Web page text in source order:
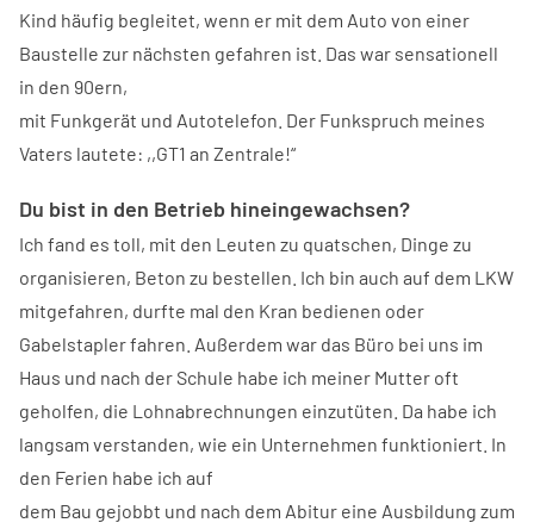
Kind häufig begleitet, wenn er mit dem Auto von einer
Baustelle zur nächsten gefahren ist. Das war sensationell
in den 90ern,
mit Funkgerät und Autotelefon. Der Funkspruch meines
Vaters lautete: ,,GT1 an Zentrale!“
Du bist in den Betrieb hineingewachsen?
Ich fand es toll, mit den Leuten zu quatschen, Dinge zu
organisieren, Beton zu bestellen. Ich bin auch auf dem LKW
mitgefahren, durfte mal den Kran bedienen oder
Gabelstapler fahren. Außerdem war das Büro bei uns im
Haus und nach der Schule habe ich meiner Mutter oft
geholfen, die Lohnabrechnungen einzutüten. Da habe ich
langsam verstanden, wie ein Unternehmen funktioniert. In
den Ferien habe ich auf
dem Bau gejobbt und nach dem Abitur eine Ausbildung zum